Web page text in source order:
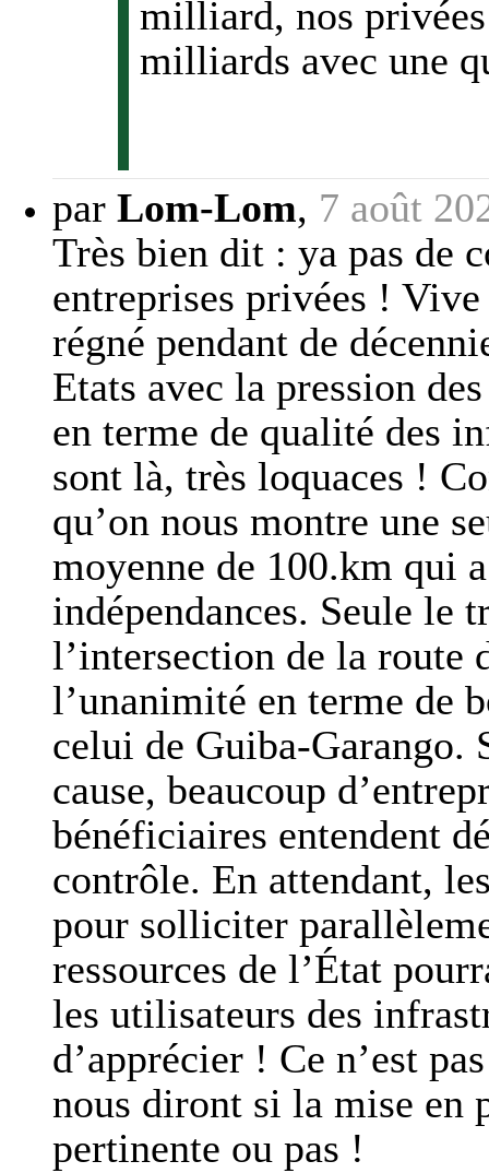
milliard, nos
milliards avec une
par Lom-Lom, 7 août
Très bien dit : ya pas de
entreprises privées !
régné pendant de
Etats avec la pression
en terme de qualité des
sont là, très loquaces !
qu’on nous montre une
moyenne de 100.km qui
indépendances. Seule le
l’intersection de la route
l’unanimité en terme de
celui de Guiba-Garango.
cause, beaucoup
bénéficiaires entendent
contrôle. En attendant,
pour solliciter
ressources de l’État
les utilisateurs des
d’apprécier ! Ce n’est
nous diront si la mise en
pertinente ou pas !